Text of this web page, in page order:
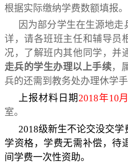
根据实际缴纳学费数额填报。
因为部分学生在生源地
详，请各班班主任和辅导员
况，了解班内其他同学，并
走兵的学生办理以上手续，
兵的还需到教务处办理休学手
上报材料日期2018年10
室。
2018级新生不论交没交学
学资格，学费无需补偿，待
间学费一次性资助。